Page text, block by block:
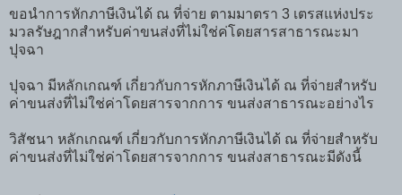
ขอนำการหักภาษีเงินได้ ณ ที่จ่าย ตามมาตรา 3 เตรสแห่งประ
มวลรัษฎากสำหรับค่าขนส่งที่ไม่ใช่ค่โดยสารสาธารณะมา
ปุจฉา
ปุจฉา มีหลักเกณฑ์ เกี่ยวกับการหักภาษีเงินได้ ณ ที่จ่ายสำหรับ
ค่าขนส่งที่ไม่ใช่ค่าโดยสารจากการ ขนส่งสาธารณะอย่างไร
วิสัชนา หลักเกณฑ์ เกี่ยวกับการหักภาษีเงินได้ ณ ที่จ่ายสำหรับ
ค่าขนส่งที่ไม่ใช่ค่าโดยสารจากการ ขนส่งสาธารณะมีดังนี้